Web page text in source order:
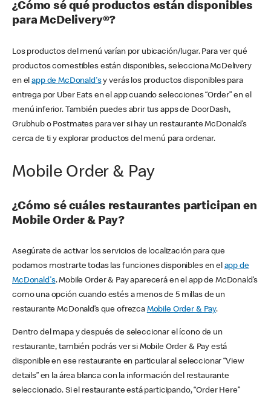
¿Cómo sé qué productos están disponibles
para McDelivery®?
Los productos del menú varían por ubicación/lugar. Para ver qué
productos comestibles están disponibles, selecciona McDelivery
en elapp de McDonald'sy verás los productos disponibles para
entrega por Uber Eats en el app cuando selecciones “Order” en el
menú inferior. También puedes abrir tus apps de DoorDash,
Grubhub o Postmates para ver si hay un restaurante McDonald’s
cerca de ti y explorar productos del menú para ordenar.
Mobile Order & Pay
¿Cómo sé cuáles restaurantes participan en
Mobile Order & Pay?
Asegúrate de activar los servicios de localización para que
podamos mostrarte todas las funciones disponibles en el app de
McDonald's. Mobile Order & Pay aparecerá en el app de McDonald’s
como una opción cuando estés a menos de 5 millas de un
restaurante McDonald’s que ofrezca Mobile Order & Pay.
Dentro del mapa y después de seleccionar el ícono de un
restaurante, también podrás ver si Mobile Order & Pay está
disponible en ese restaurante en particular al seleccionar “View
details” en la área blanca con la información del restaurante
seleccionado. Si el restaurante está participando, “Order Here”